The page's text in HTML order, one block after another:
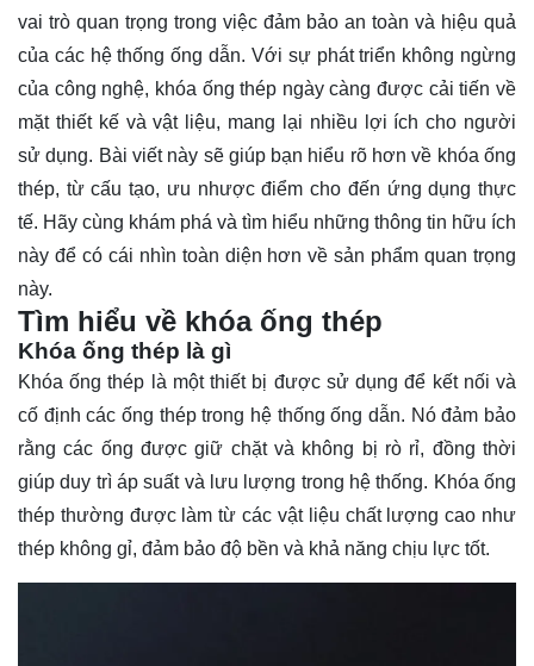
vai trò quan trọng trong việc đảm bảo an toàn và hiệu quả
của các hệ thống ống dẫn. Với sự phát triển không ngừng
của công nghệ, khóa ống thép ngày càng được cải tiến về
mặt thiết kế và vật liệu, mang lại nhiều lợi ích cho người
sử dụng. Bài viết này sẽ giúp bạn hiểu rõ hơn về khóa ống
thép, từ cấu tạo, ưu nhược điểm cho đến ứng dụng thực
tế. Hãy cùng khám phá và tìm hiểu những thông tin hữu ích
này để có cái nhìn toàn diện hơn về sản phẩm quan trọng
này.
Tìm hiểu về khóa ống thép
Khóa ống thép là gì
Khóa ống thép là một thiết bị được sử dụng để kết nối và
cố định các ống thép trong hệ thống ống dẫn. Nó đảm bảo
rằng các ống được giữ chặt và không bị rò rỉ, đồng thời
giúp duy trì áp suất và lưu lượng trong hệ thống. Khóa ống
thép thường được làm từ các vật liệu chất lượng cao như
thép không gỉ, đảm bảo độ bền và khả năng chịu lực tốt.